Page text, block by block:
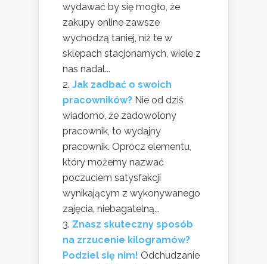
wydawać by się mogło, że
zakupy online zawsze
wychodzą taniej, niż te w
sklepach stacjonarnych, wiele z
nas nadal...
Jak zadbać o swoich
pracowników? Nie od dziś
wiadomo, że zadowolony
pracownik, to wydajny
pracownik. Oprócz elementu,
który możemy nazwać
poczuciem satysfakcji
wynikającym z wykonywanego
zajęcia, niebagatelną...
Znasz skuteczny sposób
na zrzucenie kilogramów?
Podziel się nim! Odchudzanie